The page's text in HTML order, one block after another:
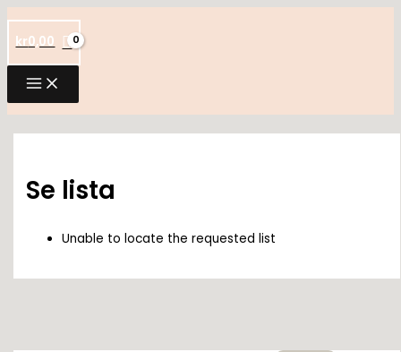
till
innehåll
kr0,00
Se lista
Unable to locate the requested list